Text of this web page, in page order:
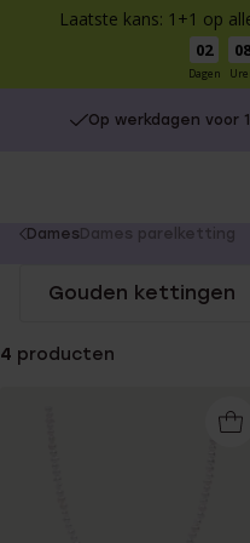
Laatste kans: 1+1 op
02
Dagen
08
Op werkdagen voor
You
here:
DamesDames parelketting
Gouden kettingen
4 producten